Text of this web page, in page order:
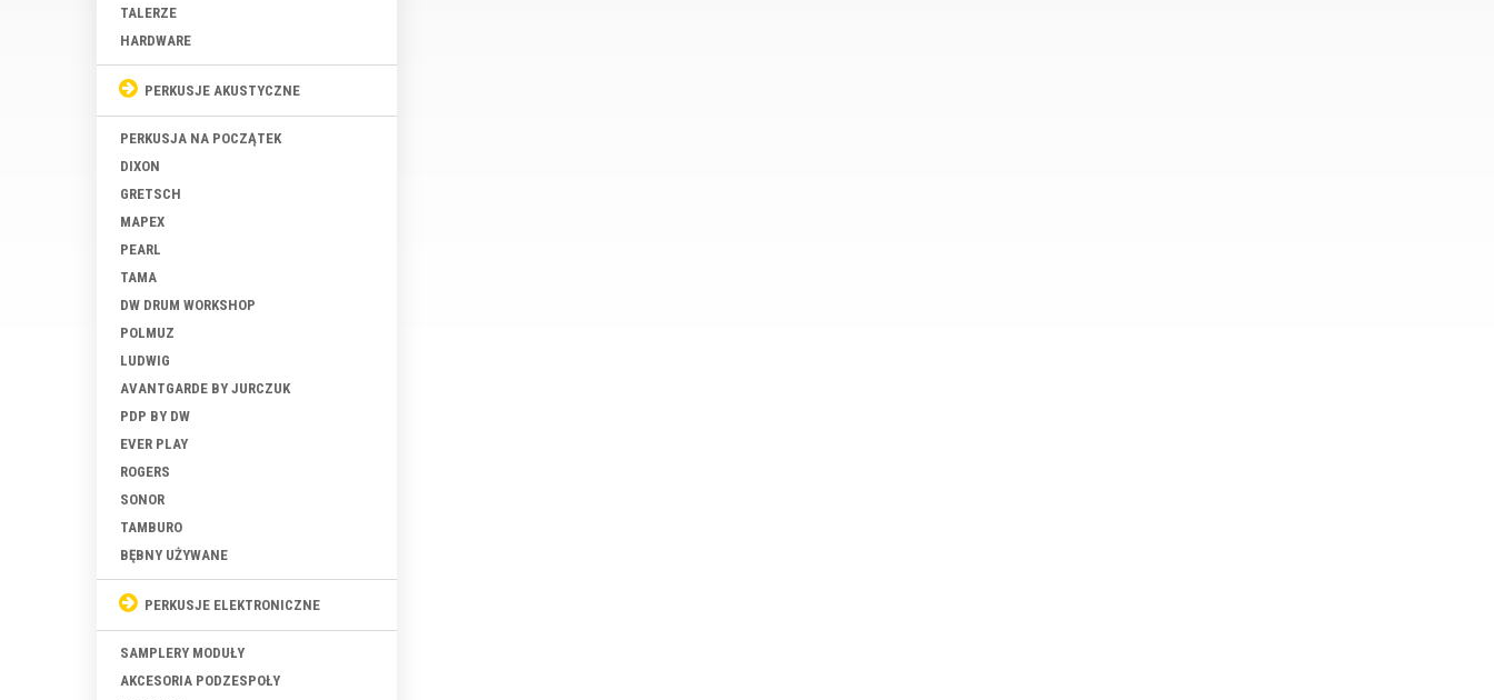
TALERZE
HARDWARE
PERKUSJE AKUSTYCZNE
PERKUSJA NA POCZĄTEK
DIXON
GRETSCH
MAPEX
PEARL
TAMA
DW DRUM WORKSHOP
POLMUZ
LUDWIG
AVANTGARDE BY JURCZUK
PDP BY DW
EVER PLAY
ROGERS
SONOR
TAMBURO
BĘBNY UŻYWANE
PERKUSJE ELEKTRONICZNE
SAMPLERY MODUŁY
AKCESORIA PODZESPOŁY